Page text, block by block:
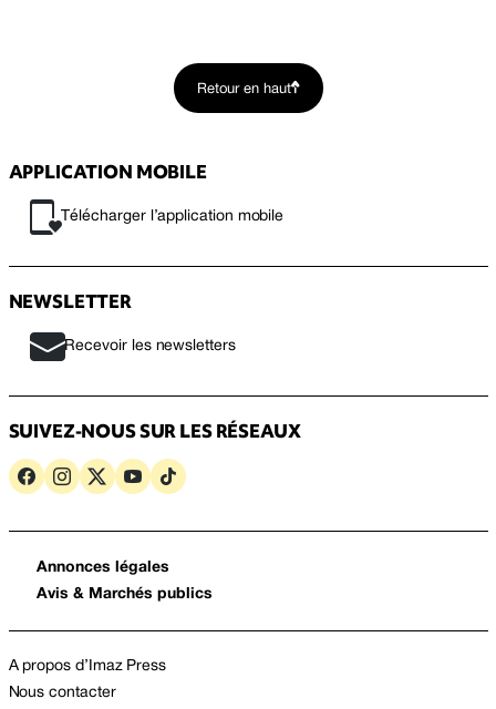
Retour en haut
APPLICATION MOBILE
Télécharger l’application mobile
NEWSLETTER
Recevoir les newsletters
SUIVEZ-NOUS SUR LES RÉSEAUX
Annonces légales
Avis & Marchés publics
A propos d’Imaz Press
Nous contacter